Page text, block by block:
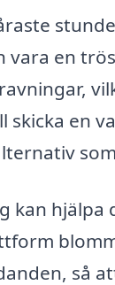
vara en
skicka en
kan
så